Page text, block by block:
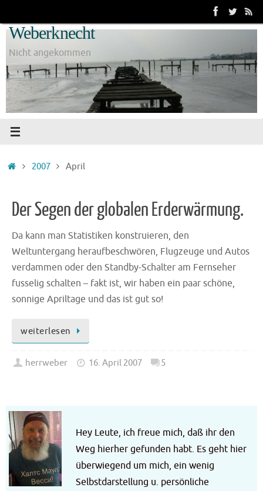
Inhalt
springen
Weberknecht
Nicht angekommen
Start2007 April
Der Segen der globalen Erderwärmung.
Da kann man Statistiken konstruieren, den
Weltuntergang heraufbeschwören, Flugzeuge und Autos
verdammen oder den Standby-Schalter am Fernseher
fusselig schalten – fakt ist, wir haben ein paar schöne,
sonnige Apriltage und das ist gut so!
weiterlesen
herrweber 16. April 2007 5
Hey Leute, ich freue mich, daß ihr den
Weg hierher gefunden habt. Es geht hier
überwiegend um mich, ein wenig
Selbstdarstellung u. persönliche